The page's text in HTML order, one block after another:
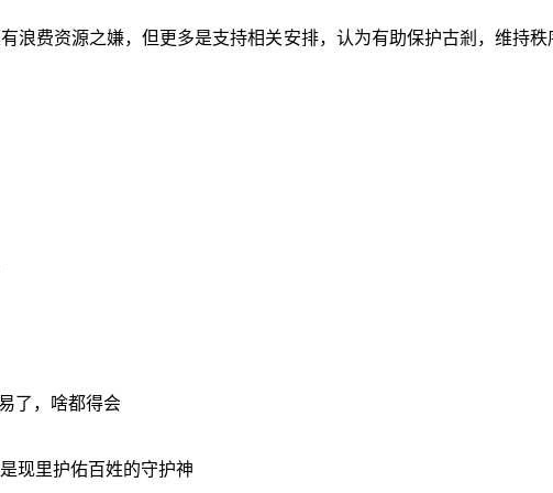
浪费资源之嫌，但更多是支持相关安排，认为有助保护古剎，维持秩
了，啥都得会
现里护佑百姓的守护神